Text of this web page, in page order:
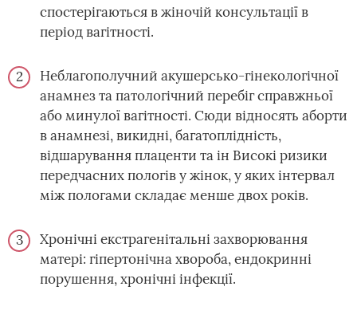
спостерігаються в жіночій консультації в
період вагітності.
Неблагополучний акушерсько-гінекологічної
анамнез та патологічний перебіг справжньої
або минулої вагітності. Сюди відносять аборти
в анамнезі, викидні, багатоплідність,
відшарування плаценти та ін Високі ризики
передчасних пологів у жінок, у яких інтервал
між пологами складає менше двох років.
Хронічні екстрагенітальні захворювання
матері: гіпертонічна хвороба, ендокринні
порушення, хронічні інфекції.